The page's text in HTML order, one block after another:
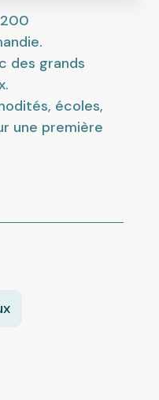
des grands
écoles,
une première